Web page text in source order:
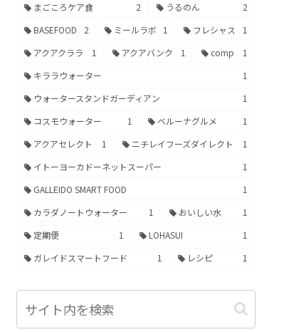
まごころケア食
2 うるのん
2
BASEFOOD
2 ミールラボ 1 フレシャス
1
アクアクララ
1 アクアバンク 1 comp
1
キララウォーター
1
ウォータースタンドガーディアン
1
コスモウォーター
1 ベルーナグルメ
1
アクアセレクト
1 ニチレイフーズダイレクト
1
イトーヨーカドーネットスーパー
1
GALLEIDO SMART FOOD
1
カラダノートウォーター
1 おいしい水
1
定期便
1 LOHASUI
1
ガレイドスマートフード
1 レシピ 1